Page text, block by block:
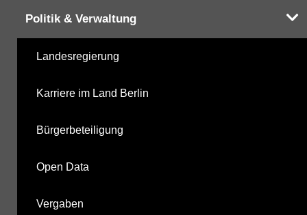
Politik & Verwaltung
Landesregierung
Karriere im Land Berlin
Bürgerbeteiligung
Open Data
Vergaben